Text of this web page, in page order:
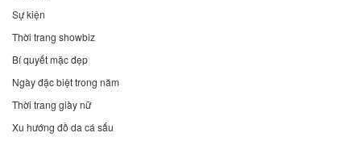
Sự kiện
Thời trang showbiz
Bí quyết mặc đẹp
Ngày đặc biệt trong năm
Thời trang giày nữ
Xu hướng đồ da cá sấu